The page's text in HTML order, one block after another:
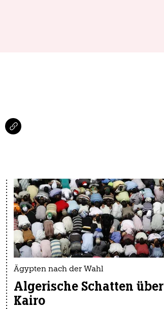
Ägypten nach der Wahl
Algerische Schatten über
Kairo